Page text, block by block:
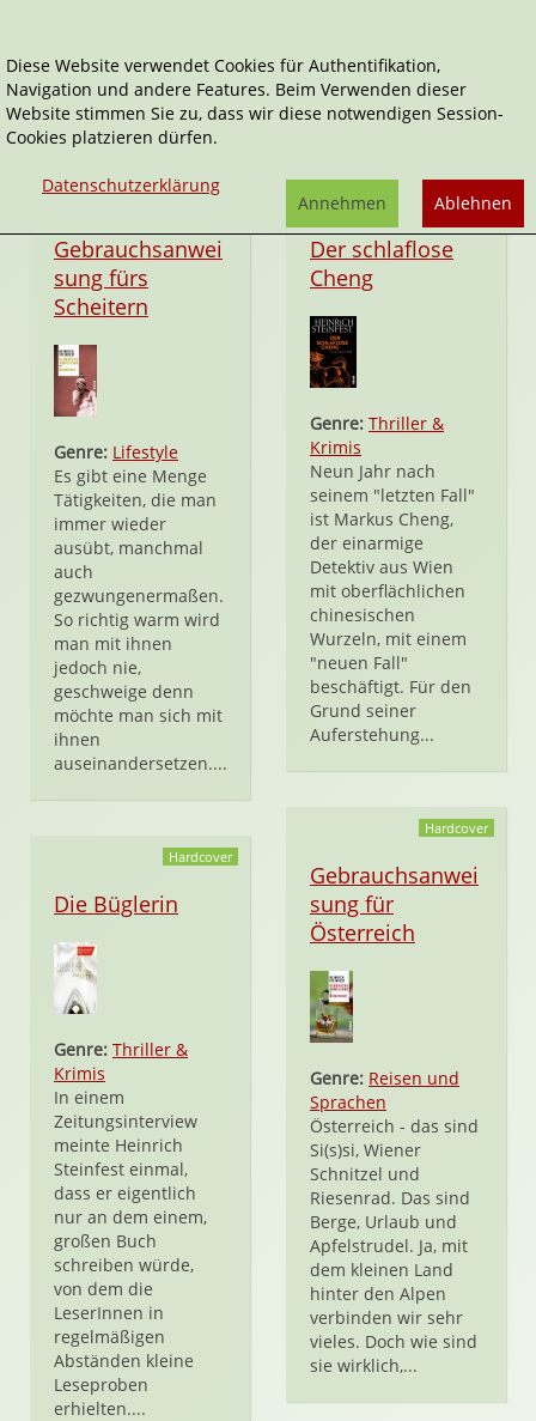
Heinrich Steinfest
Gebrauchsanwei
sung fürs
Scheitern
Genre: Lifestyle
Es gibt eine Menge
Tätigkeiten, die man
immer wieder
ausübt, manchmal
auch
gezwungenermaßen.
So richtig warm wird
man mit ihnen
jedoch nie,
geschweige denn
möchte man sich mit
ihnen
auseinandersetzen....
Taschenbuch
Der schlaflose
Cheng
Genre: Thriller &
Krimis
Neun Jahr nach
seinem "letzten Fall"
ist Markus Cheng,
der einarmige
Detektiv aus Wien
mit oberflächlichen
chinesischen
Wurzeln, mit einem
"neuen Fall"
beschäftigt. Für den
Grund seiner
Auferstehung...
Hardcover
Die Büglerin
Genre: Thriller &
Krimis
In einem
Zeitungsinterview
meinte Heinrich
Steinfest einmal,
dass er eigentlich
nur an dem einem,
großen Buch
schreiben würde,
von dem die
LeserInnen in
regelmäßigen
Abständen kleine
Leseproben
erhielten....
Hardcover
Gebrauchsanwei
sung für
Österreich
Genre: Reisen und
Sprachen
Österreich - das sind
Si(s)si, Wiener
Schnitzel und
Riesenrad. Das sind
Berge, Urlaub und
Apfelstrudel. Ja, mit
dem kleinen Land
hinter den Alpen
verbinden wir sehr
vieles. Doch wie sind
sie wirklich,...
Diese Website verwendet Cookies für Authentifikation,
Navigation und andere Features. Beim Verwenden dieser
Website stimmen Sie zu, dass wir diese notwendigen Session-
Cookies platzieren dürfen.
Datenschutzerklärung
Ablehnen
Annehmen